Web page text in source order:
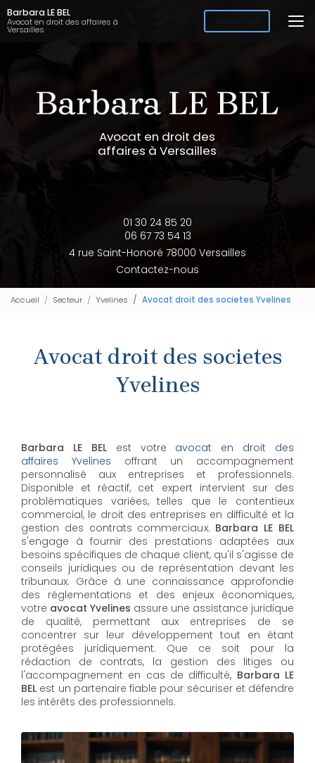
Aller
au
contenu
Barbara LE BEL
Avocat en droit des affaires à
Versailles
Rendez-vous
Avocat en droit des
affaires à Versailles
01 30 24 85 20
06 67 73 54 13
4 rue Saint-Honoré 78000 Versailles
Contactez-nous
Accueil Secteur Yvelines Avocat droit des societes Yvelines
Avocat droit des societes
Yvelines
Barbara LE BELest votre avocat en droit des
affaires Yvelines offrant un accompagnement
personnalisé aux entreprises et professionnels.
Disponible et réactif, cet expert intervient sur des
problématiques variées, telles que le contentieux
commercial, le droit des entreprises en difficulté et la
gestion des contrats commerciaux. Barbara LE BEL
s'engage à fournir des prestations adaptées aux
besoins spécifiques de chaque client, qu'il s'agisse de
conseils juridiques ou de représentation devant les
tribunaux. Grâce à une connaissance approfondie
des réglementations et des enjeux économiques,
votre avocat Yvelines assure une assistance juridique
de qualité, permettant aux entreprises de se
concentrer sur leur développement tout en étant
protégées juridiquement. Que ce soit pour la
rédaction de contrats, la gestion des litiges ou
l'accompagnement en cas de difficulté, Barbara LE
BEL​​​​​​​ est un partenaire fiable pour sécuriser et défendre
les intérêts des professionnels.